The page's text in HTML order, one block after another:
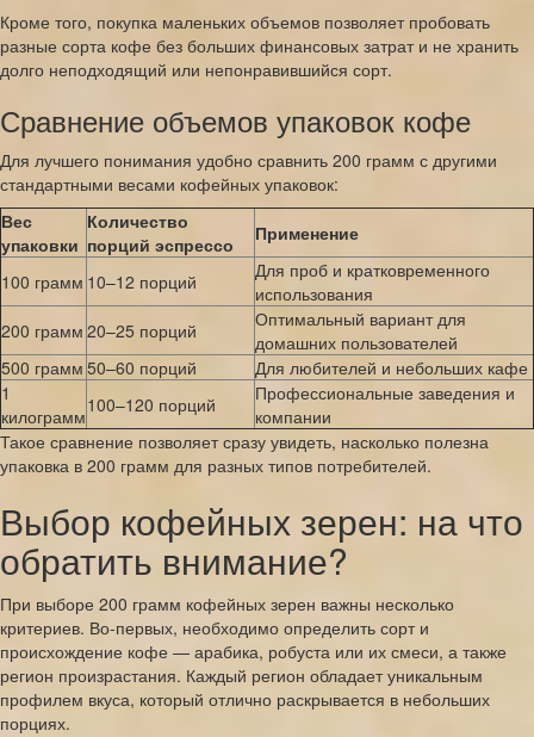
Кроме того, покупка маленьких объемов позволяет пробовать
разные сорта кофе без больших финансовых затрат и не хранить
долго неподходящий или непонравившийся сорт.
Сравнение объемов упаковок кофе
Для лучшего понимания удобно сравнить 200 грамм с другими
стандартными весами кофейных упаковок:
Вес
упаковки
Количество
порций эспрессо
Применение
100 грамм 10–12 порций
Для проб и кратковременного
использования
200 грамм 20–25 порций
Оптимальный вариант для
домашних пользователей
500 грамм 50–60 порций
Для любителей и небольших кафе
1
килограмм100–120 порций
Профессиональные заведения и
компании
Такое сравнение позволяет сразу увидеть, насколько полезна
упаковка в 200 грамм для разных типов потребителей.
Выбор кофейных зерен: на что
обратить внимание?
При выборе 200 грамм кофейных зерен важны несколько
критериев. Во-первых, необходимо определить сорт и
происхождение кофе — арабика, робуста или их смеси, а также
регион произрастания. Каждый регион обладает уникальным
профилем вкуса, который отлично раскрывается в небольших
порциях.